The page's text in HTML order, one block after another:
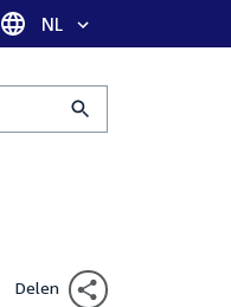
Taal selectie
NL
Delen